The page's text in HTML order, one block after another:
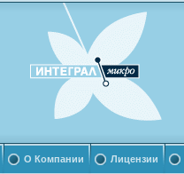
О Компании Лицензии